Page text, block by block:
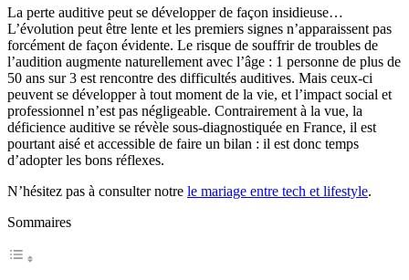
La perte auditive peut se développer de façon insidieuse…
L’évolution peut être lente et les premiers signes n’apparaissent pas
forcément de façon évidente. Le risque de souffrir de troubles de
l’audition augmente naturellement avec l’âge : 1 personne de plus de
50 ans sur 3 est rencontre des difficultés auditives. Mais ceux-ci
peuvent se développer à tout moment de la vie, et l’impact social et
professionnel n’est pas négligeable. Contrairement à la vue, la
déficience auditive se révèle sous-diagnostiquée en France, il est
pourtant aisé et accessible de faire un bilan : il est donc temps
d’adopter les bons réflexes.
N’hésitez pas à consulter notre le mariage entre tech et lifestyle.
Sommaires